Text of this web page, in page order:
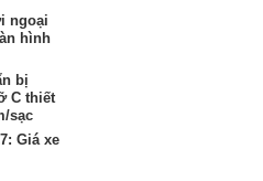
ngoại
hình
bị
C thiết
sạc
Giá xe